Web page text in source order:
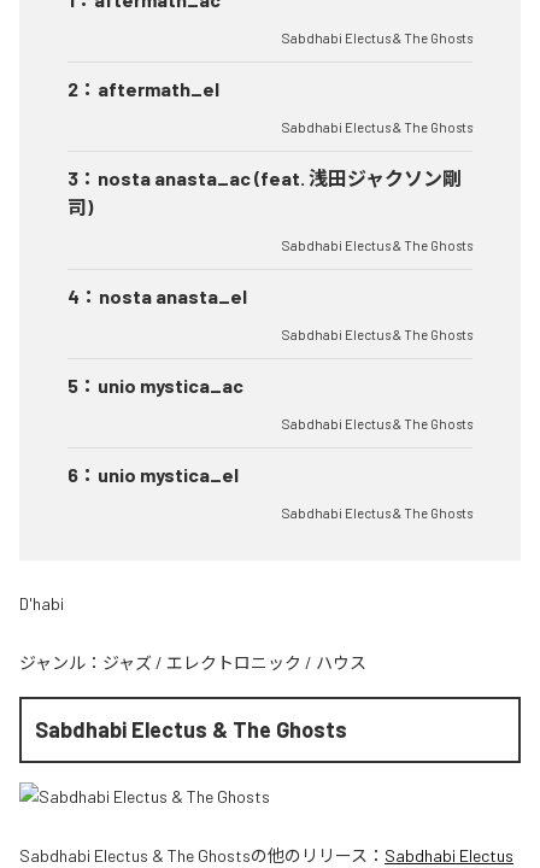
Sabdhabi Electus & The Ghosts
2 ： aftermath_el
Sabdhabi Electus & The Ghosts
3 ： nosta anasta_ac (feat. 浅田ジャクソン剛
司)
Sabdhabi Electus & The Ghosts
4 ： nosta anasta_el
Sabdhabi Electus & The Ghosts
5 ： unio mystica_ac
Sabdhabi Electus & The Ghosts
6 ： unio mystica_el
Sabdhabi Electus & The Ghosts
D'habi
ジャンル： ジャズ / エレクトロニック / ハウス
Sabdhabi Electus & The Ghosts
Sabdhabi Electus & The Ghostsの他のリリース： Sabdhabi Electus